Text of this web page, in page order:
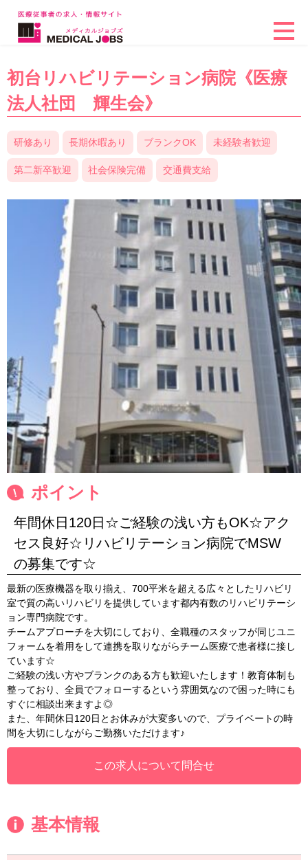
初台リハビリテーション病院《医療
法人社団 輝生会》
研修あり 長期休暇あり ブランクOK 未経験者歓迎
第二新卒歓迎 社会保険完備 交通費支給
ポイント
年間休日120日☆ご経験の浅い方もOK☆アク
セス良好☆リハビリテーション病院でMSW
の募集です☆
最新の医療機器を取り揃え、700平米を超える広々としたリハビリ
室で質の高いリハビリを提供しています都内有数のリハビリテーシ
ョン専門病院です。
チームアプローチを大切にしており、全職種のスタッフが同じユニ
フォームを着用をして連携を取りながらチーム医療で患者様に接し
ています☆
ご経験の浅い方やブランクのある方も歓迎いたします！教育体制も
整っており、全員でフォローするという雰囲気なので困った時にも
すぐに相談出来ますよ◎
また、年間休日120日とお休みが大変多いので、プライベートの時
間を大切にしながらご勤務いただけます♪
この求人について問合せ
基本情報